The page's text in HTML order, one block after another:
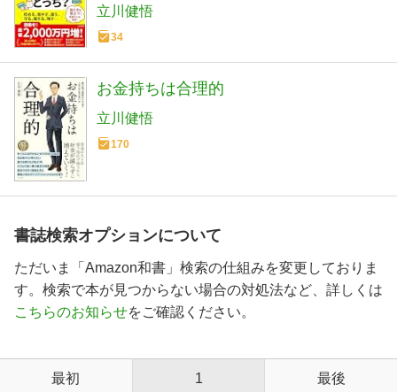
立川健悟
34
お金持ちは合理的
立川健悟
170
書誌検索オプションについて
ただいま「Amazon和書」検索の仕組みを変更しておりま
す。検索で本が見つからない場合の対処法など、詳しくは
こちらのお知らせをご確認ください。
最初 1 最後